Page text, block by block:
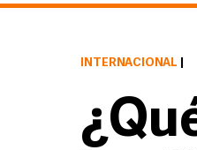
INTERNACIONAL